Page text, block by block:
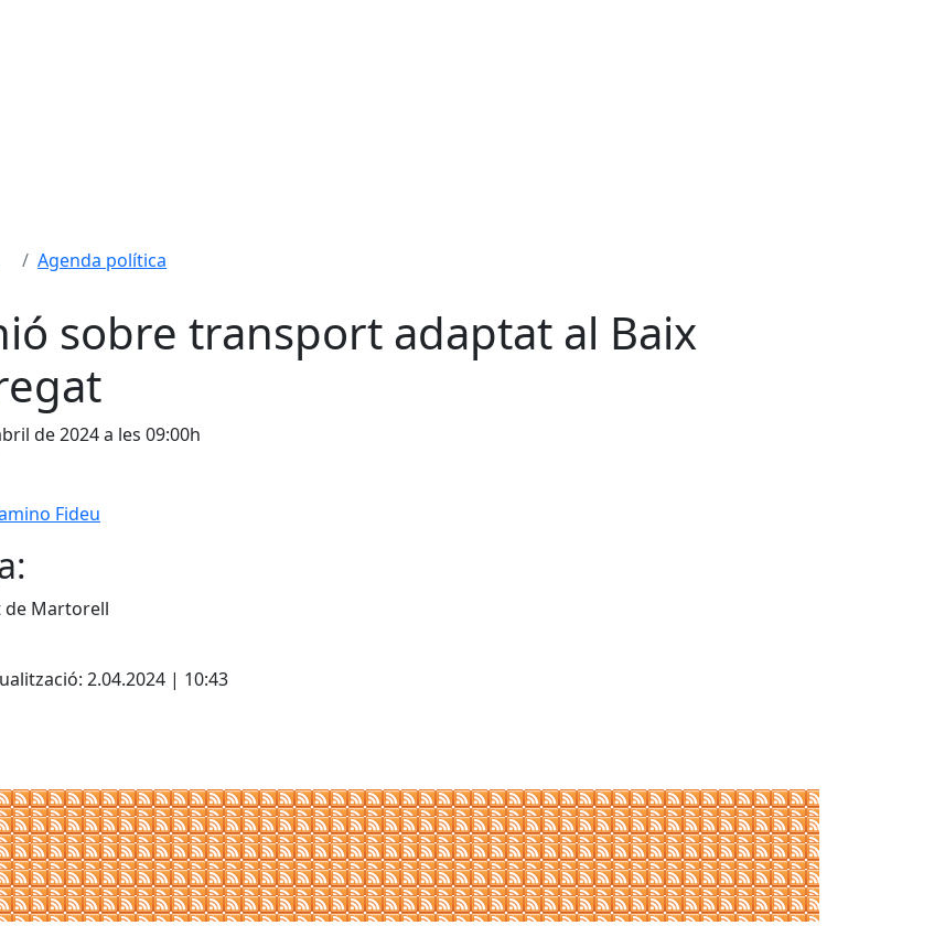
Agenda política
sobre transport adaptat al Baix
de 2024 a les 09:00h
Fideu
Martorell
2.04.2024 | 10:43